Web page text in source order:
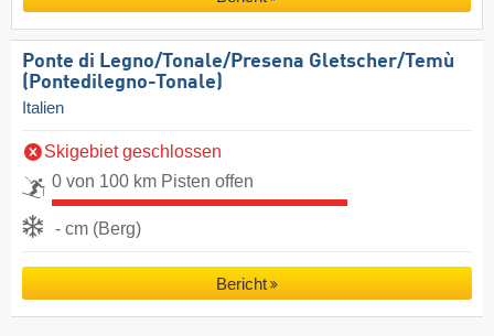
Ponte di Legno/​Tonale/​Presena Gletscher/​Temù
(Pontedilegno-Tonale)
Italien
Skigebiet geschlossen
0 von 100 km Pisten offen
- cm (Berg)
Bericht